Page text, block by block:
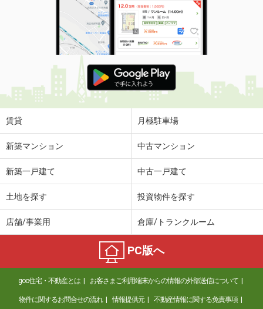
賃貸 月極駐車場
新築マンション 中古マンション
新築一戸建て 中古一戸建て
土地を探す 投資物件を探す
店舗/事業用 倉庫/トランクルーム
PC版へ
goo住宅・不動産とは お客さまご利用端末からの情報の外部送信について
物件に関するお問合せの流れ 情報提供元 不動産情報に関する免責事項